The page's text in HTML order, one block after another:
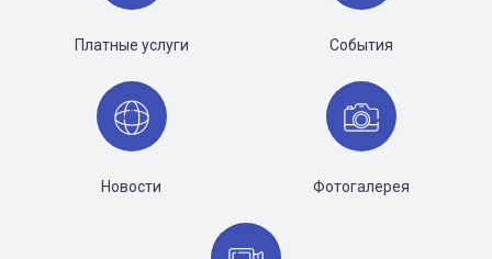
Платные услуги События
Новости Фотогалерея